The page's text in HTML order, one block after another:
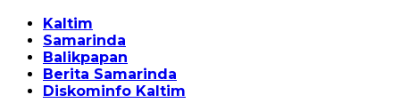
Kaltim
Samarinda
Balikpapan
Berita Samarinda
Diskominfo Kaltim